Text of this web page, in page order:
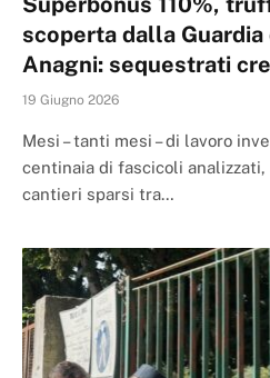
scoperta dalla Guardia
Anagni: sequestrati
19 Giugno 2026
Mesi – tanti mesi – di lavoro
centinaia di fascicoli
cantieri sparsi tra…